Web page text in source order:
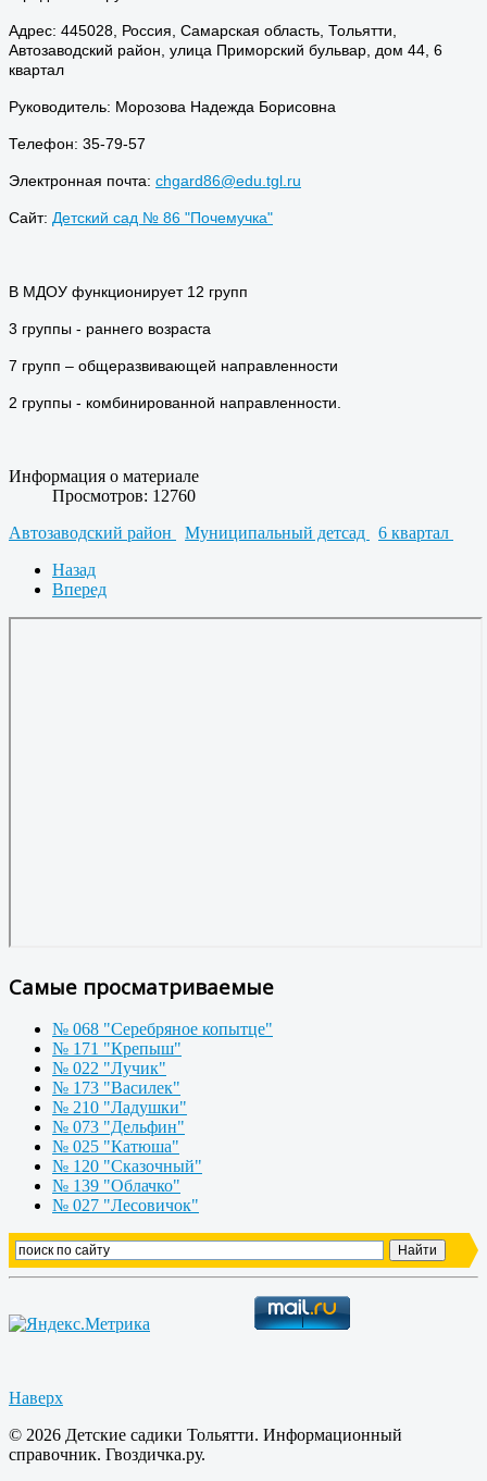
Адрес: 445028, Россия, Самарская область, Тольятти,
Автозаводский район, улица Приморский бульвар, дом 44, 6
квартал
Руководитель: Морозова Надежда Борисовна
Телефон: 35-79-57
Электронная почта: chgard86@edu.tgl.ru
Сайт: Детский сад № 86 "Почемучка"
В МДОУ функционирует 12 групп
3 группы - раннего возраста
7 групп – общеразвивающей направленности
2 группы - комбинированной направленности.
Информация о материале
Просмотров: 12760
Автозаводский район
Муниципальный детсад
6 квартал
Назад
Вперед
Самые просматриваемые
№ 068 "Серебряное копытце"
№ 171 "Крепыш"
№ 022 "Лучик"
№ 173 "Василек"
№ 210 "Ладушки"
№ 073 "Дельфин"
№ 025 "Катюша"
№ 120 "Сказочный"
№ 139 "Облачко"
№ 027 "Лесовичок"
Наверх
© 2026 Детские садики Тольятти. Информационный
справочник. Гвоздичка.ру.